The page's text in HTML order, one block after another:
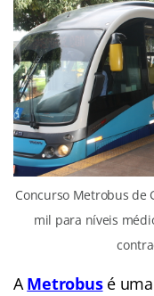
Concurso Metrobus de
mil para níveis
A Metrobusé uma